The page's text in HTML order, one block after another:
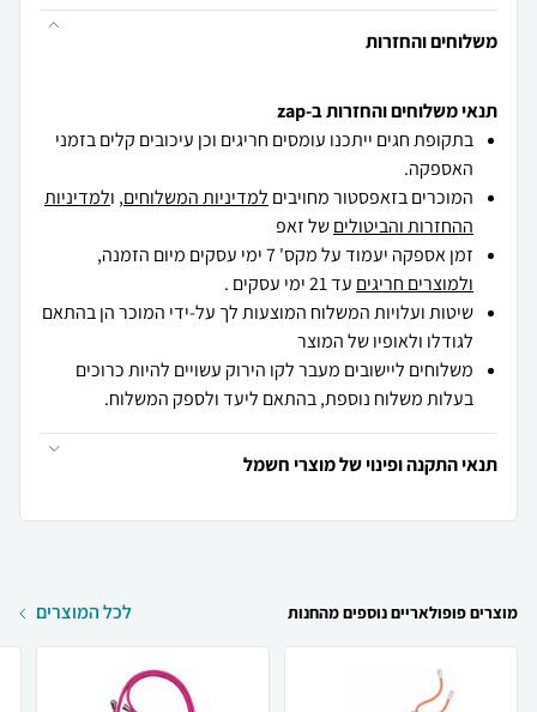
משלוחים והחזרות
תנאי משלוחים והחזרות ב-zap
בתקופת חגים ייתכנו עומסים חריגים וכן עיכובים קלים בזמני
האספקה.
המוכרים בזאפסטור מחויבים למדיניות המשלוחים, ולמדיניות
ההחזרות והביטוליםשל זאפ
זמן אספקה יעמוד על מקס' 7 ימי עסקים מיום הזמנה,
ולמוצרים חריגים עד 21 ימי עסקים .
שיטות ועלויות המשלוח המוצעות לך על-ידי המוכר הן בהתאם
לגודלו ולאופיו של המוצר
משלוחים ליישובים מעבר לקו הירוק עשויים להיות כרוכים
בעלות משלוח נוספת, בהתאם ליעד ולספק המשלוח.
תנאי התקנה ופינוי של מוצרי חשמל
מוצרים פופולאריים נוספים מהחנות לכל המוצרים